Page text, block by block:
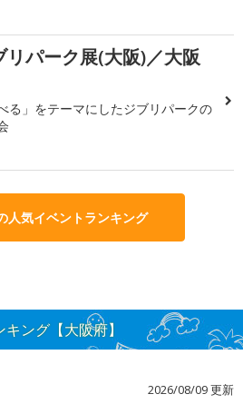
リパーク展(大阪)／大阪
る」をテーマにしたジブリパークの
人気イベントランキング
ング【大阪府】
2026/08/09 更新